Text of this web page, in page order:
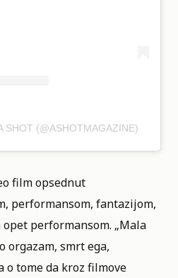
SHOT (@ASHOTMAGAZINE)
film opsednut
performansom, fantazijom,
performansom. „Mala
orgazam, smrt ega,
o tome da kroz filmove